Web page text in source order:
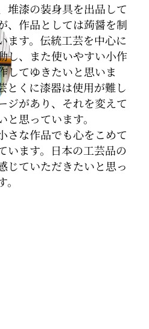
堆漆の装身具を出品して
、作品としては蒟醤を制
ます。伝統工芸を中心に
し、また使いやすい小作
してゆきたいと思いま
とくに漆器は使用が難し
ジがあり、それを変えて
と思っています。
さな作品でも心をこめて
います。日本の工芸品の
じていただきたいと思っ